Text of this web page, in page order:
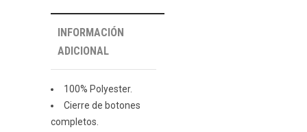
INFORMACIÓN
ADICIONAL
100% Polyester.
Cierre de botones
completos.